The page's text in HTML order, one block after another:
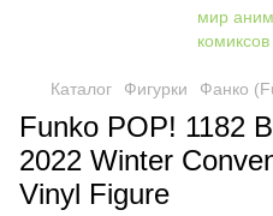
Каталог Фигурки Фанко
Funko POP! 1182
2022 Winter
Vinyl Figure